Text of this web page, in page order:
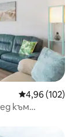
Средна
4,96 (102)
към